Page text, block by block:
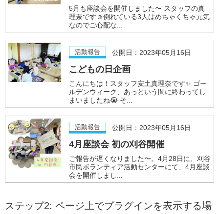
5月も座談会を開催しました〜 スタッフの真
理奈です☺️倒れている3人はめちゃくちゃ元気
なのでご心配な...
活動報告 公開日：2023年05月16日
こどもの日企画
こんにちは！スタッフ安土真理奈です✨ ゴー
ルデンウィーク、あっという間に終わってし
まいましたね😭 そ...
活動報告 公開日：2023年05月16日
4月座談会 初の刈谷開催
ご報告が遅くなりました〜。4月28日に、刈谷
市民ボランティア活動センターにて、4月座談
会を開催しまし...
ステップ2: ページ上でプラグインを表示する場